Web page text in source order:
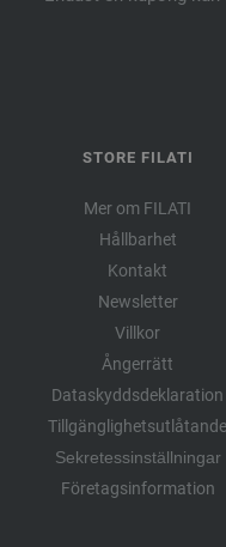
STORE FILATI
Mer om FILATI
Hållbarhet
Kontakt
Newsletter
Villkor
Ångerrätt
Dataskyddsdeklaration
Tillgänglighetsutlåtande
Sekretessinställningar
Företagsinformation